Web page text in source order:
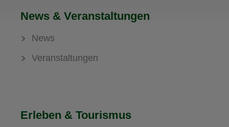
News & Veranstaltungen
News
Veranstaltungen
Erleben & Tourismus